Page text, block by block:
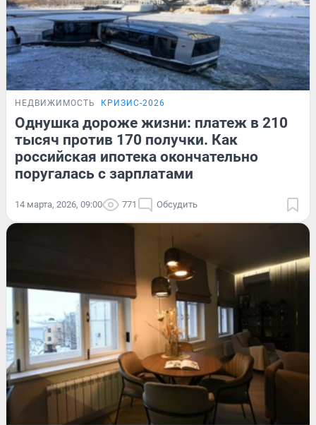
НЕДВИЖИМОСТЬ КРИЗИС-2026
Однушка дороже жизни: платеж в 210
тысяч против 170 получки. Как
российская ипотека окончательно
поругалась с зарплатами
14 марта, 2026, 09:00 771 Обсудить